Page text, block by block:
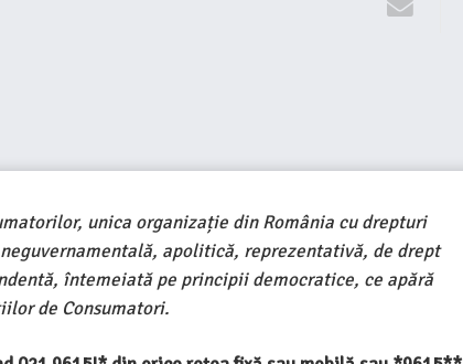
unica organizație din România cu drepturi
apolitică, reprezentativă, de drept
întemeiată pe principii democratice, ce apără
de Consumatori.